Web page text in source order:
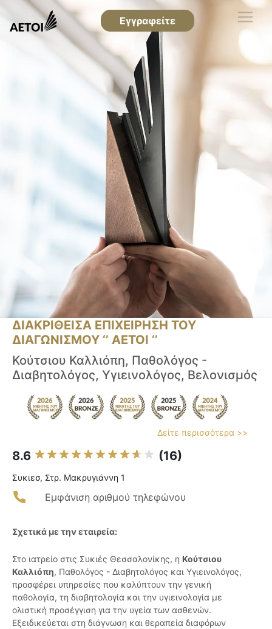
Εγγραφείτε
ΔΙΑΚΡΙΘΕΙΣΑ ΕΠΙΧΕΙΡΗΣΗ ΤΟΥ
ΔΙΑΓΩΝΙΣΜΟΥ ‘’ ΑΕΤΟΙ ‘’
Κούτσιου Καλλιόπη, Παθολόγος -
Διαβητολόγος, Υγιεινολόγος, Βελονισμός
Δείτε περισσότερα >>
8.6 (16)
Συκιεσ, Στρ. Μακρυγιάννη 1
Εμφάνιση αριθμού τηλεφώνου
Σχετικά με την εταιρεία:
Στο ιατρείο στις Συκιές Θεσσαλονίκης, η Κούτσιου
Καλλιόπη, Παθολόγος - Διαβητολόγος και Υγιεινολόγος,
προσφέρει υπηρεσίες που καλύπτουν την γενική
παθολογία, τη διαβητολογία και την υγιεινολογία με
ολιστική προσέγγιση για την υγεία των ασθενών.
Εξειδικεύεται στη διάγνωση και θεραπεία διαφόρων